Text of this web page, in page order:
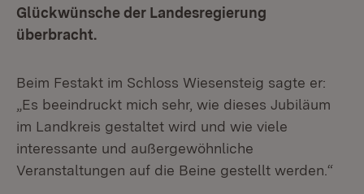
Glückwünsche der Landesregierung
überbracht.
Beim Festakt im Schloss Wiesensteig sagte er:
„Es beeindruckt mich sehr, wie dieses Jubiläum
im Landkreis gestaltet wird und wie viele
interessante und außergewöhnliche
Veranstaltungen auf die Beine gestellt werden.“